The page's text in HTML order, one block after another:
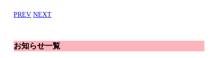
PREV NEXT
お知らせ一覧